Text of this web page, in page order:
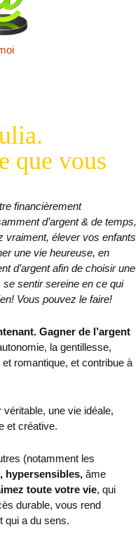
que vous
financièrement
d’argent & de temps,
vraiment, élever vos enfants
une vie heureuse, en
d’argent afin de choisir une
se sentir sereine en ce qui
Vous pouvez le faire!
Gagner de l’argent
la gentillesse,
et romantique, et contribue à
véritable, une vie idéale,
et créative.
(notamment les
hypersensibles, âme
toute votre vie, qui
durable, vous rend
qui a du sens.